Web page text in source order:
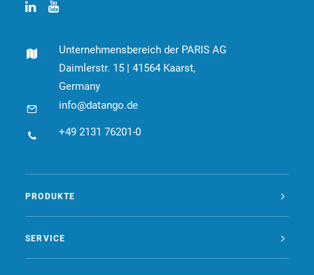
Unternehmensbereich der PARIS AG
Daimlerstr. 15 | 41564 Kaarst,
Germany
info@datango.de
+49 2131 76201-0
PRODUKTE
SERVICE